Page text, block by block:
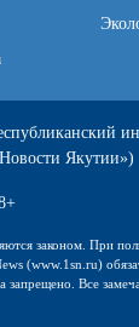
Якутии»)
законом. При
(www.1sn.ru)
запрещено. Все